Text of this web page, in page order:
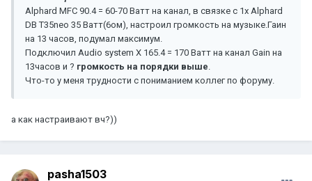
Alphard MFC 90.4 = 60-70 Ватт на канал, в связке с 1х Alphard
DB T35neo 35 Ватт(6ом), настроил громкость на музыке.Гаин
на 13 часов, подумал максимум.
Подключил Audio system X 165.4 = 170 Ватт на канал Gain на
13часов и ? громкость на порядки выше.
Что-то у меня трудности с пониманием коллег по форуму.
а как настраивают вч?))
pasha1503